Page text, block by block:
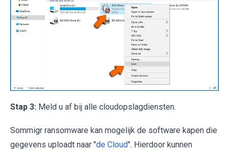
Stap 3: Meld u af bij alle cloudopslagdiensten.
Sommigr ransomware kan mogelijk de software kapen die
gegevens uploadt naar "de Cloud". Hierdoor kunnen